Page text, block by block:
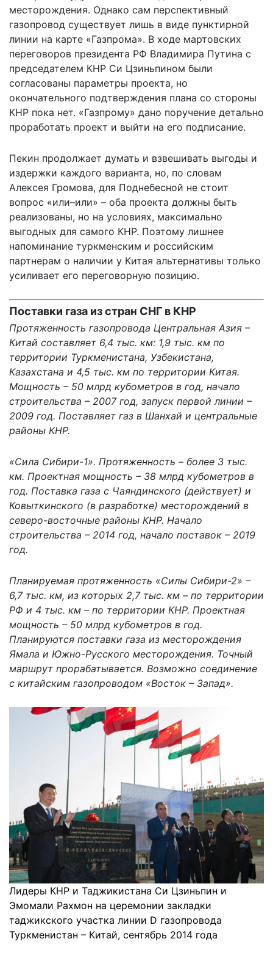
месторождения. Однако сам перспективный
газопровод существует лишь в виде пунктирной
линии на карте «Газпрома». В ходе мартовских
переговоров президента РФ Владимира Путина с
председателем КНР Си Цзиньпином были
согласованы параметры проекта, но
окончательного подтверждения плана со стороны
КНР пока нет. «Газпрому» дано поручение детально
проработать проект и выйти на его подписание.
Пекин продолжает думать и взвешивать выгоды и
издержки каждого варианта, но, по словам
Алексея Громова, для Поднебесной не стоит
вопрос «или–или» – оба проекта должны быть
реализованы, но на условиях, максимально
выгодных для самого КНР. Поэтому лишнее
напоминание туркменским и российским
партнерам о наличии у Китая альтернативы только
усиливает его переговорную позицию.
Поставки газа из стран СНГ в КНР
Протяженность газопровода Центральная Азия –
Китай составляет 6,4 тыс. км: 1,9 тыс. км по
территории Туркменистана, Узбекистана,
Казахстана и 4,5 тыс. км по территории Китая.
Мощность – 50 млрд кубометров в год, начало
строительства – 2007 год, запуск первой линии –
2009 год. Поставляет газ в Шанхай и центральные
районы КНР.
«Сила Сибири-1». Протяженность – более 3 тыс.
км. Проектная мощность – 38 млрд кубометров в
год. Поставка газа с Чаяндинского (действует) и
Ковыткинского (в разработке) месторождений в
северо-восточные районы КНР. Начало
строительства – 2014 год, начало поставок – 2019
год.
Планируемая протяженность «Силы Сибири-2» –
6,7 тыс. км, из которых 2,7 тыс. км – по территории
РФ и 4 тыс. км – по территории КНР. Проектная
мощность – 50 млрд кубометров в год.
Планируются поставки газа из месторождения
Ямала и Южно-Русского месторождения. Точный
маршрут прорабатывается. Возможно соединение
с китайским газопроводом «Восток – Запад».
Лидеры КНР и Таджикистана Си Цзиньпин и
Эмомали Рахмон на церемонии закладки
таджикского участка линии D газопровода
Туркменистан – Китай, сентябрь 2014 года